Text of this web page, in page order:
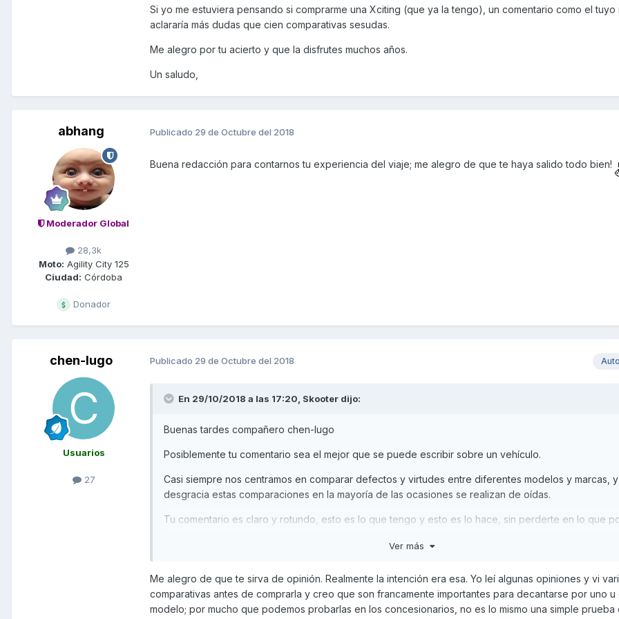
probar la 400. Y no puede ir mejor. Se mueve como una moto mas que como un scooter, las
aguantan mucho (aunque las carreteras en mal estado no le van muy bien) y de frenos va sobrada.
Guadalupe a Trujillo por una carretera algo mas rápida y que nos deja muy buen sabor de boca. La
y vistas fantásticas del parque. Vuelta al Plasencia y día en el que la Kymco nos demostró que
nos faltó la nieve para tener el día completo. Y de nuevo la Xciting se comportó a las mil maravillas.
según el G.P.S.) y llegada a Granada con una sonrisa de oreja a oreja. Muy poco cansancio, ni
el cuello, ni cul* ni espalda y con el invento que esta mañana puse en un post de accesorios del
Si yo me estuviera pensando si comprarme una Xciting (que ya la tengo), un comentario como el tuyo
aclararía más dudas que cien comparativas sesudas.
Me alegro por tu acierto y que la disfrutes muchos años.
Un saludo,
abhang
Moderador Global
28,3k
Moto: Agility City 125
Ciudad: Córdoba
Donador
Publicado 29 de Octubre del 2018
Buena redacción para contarnos tu experiencia del viaje; me alegro de que te haya salido todo bien!
chen-lugo
Usuarios
27
Publicado 29 de Octubre del 2018
En 29/10/2018 a las 17:20, Skooter dijo:
Buenas tardes compañero chen-lugo
Posiblemente tu comentario sea el mejor que se puede escribir sobre un vehículo.
Casi siempre nos centramos en comparar defectos y virtudes entre diferentes modelos y marcas,
desgracia estas comparaciones en la mayoría de las ocasiones se realizan de oídas.
Tu comentario es claro y rotundo, esto es lo que tengo y esto es lo hace, sin perderte en lo que
aclararía más dudas que cien comparativas sesudas.
Me alegro por tu acierto y que la disfrutes muchos años.
Ver más
Me alegro de que te sirva de opinión. Realmente la intención era esa. Yo leí algunas opiniones y vi
comparativas antes de comprarla y creo que son francamente importantes para decantarse por uno u
modelo; por mucho que podemos probarlas en los concesionarios, no es lo mismo una simple prueba